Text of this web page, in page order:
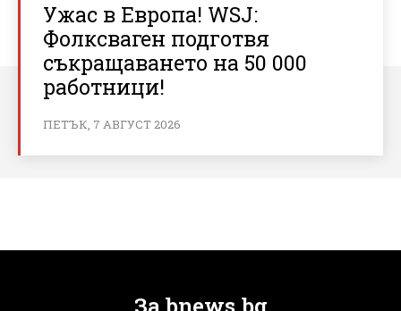
Ужас в Европа! WSJ:
Фолксваген подготвя
съкращаването на 50 000
работници!
ПЕТЪК, 7 АВГУСТ 2026